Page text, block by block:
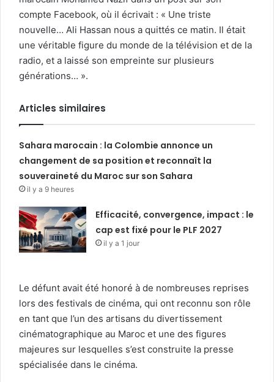
compte Facebook, où il écrivait : « Une triste
nouvelle… Ali Hassan nous a quittés ce matin. Il était
une véritable figure du monde de la télévision et de la
radio, et a laissé son empreinte sur plusieurs
générations… ».
Articles similaires
Sahara marocain : la Colombie annonce un
changement de sa position et reconnaît la
souveraineté du Maroc sur son Sahara
il y a 9 heures
Efficacité, convergence, impact : le
cap est fixé pour le PLF 2027
il y a 1 jour
Le défunt avait été honoré à de nombreuses reprises
lors des festivals de cinéma, qui ont reconnu son rôle
en tant que l’un des artisans du divertissement
cinématographique au Maroc et une des figures
majeures sur lesquelles s’est construite la presse
spécialisée dans le cinéma.